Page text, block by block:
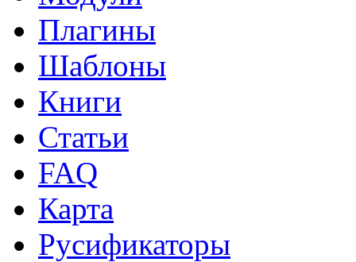
Плагины
Шаблоны
Книги
Статьи
FAQ
Карта
Русификаторы